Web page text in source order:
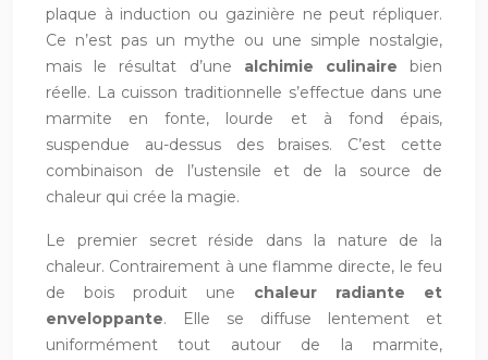
plaque à induction ou gazinière ne peut répliquer.
Ce n’est pas un mythe ou une simple nostalgie,
mais le résultat d’une alchimie culinaire bien
réelle. La cuisson traditionnelle s’effectue dans une
marmite en fonte, lourde et à fond épais,
suspendue au-dessus des braises. C’est cette
combinaison de l’ustensile et de la source de
chaleur qui crée la magie.
Le premier secret réside dans la nature de la
chaleur. Contrairement à une flamme directe, le feu
de bois produit une chaleur radiante et
enveloppante. Elle se diffuse lentement et
uniformément tout autour de la marmite,